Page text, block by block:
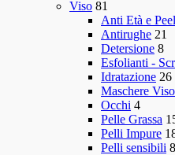
Viso 81
Anti Età e
Antirughe 21
Detersione 8
Esfolianti -
Idratazione 26
Maschere Viso
Occhi 4
Pelle Grassa
Pelli Impure
Pelli sensibili 8